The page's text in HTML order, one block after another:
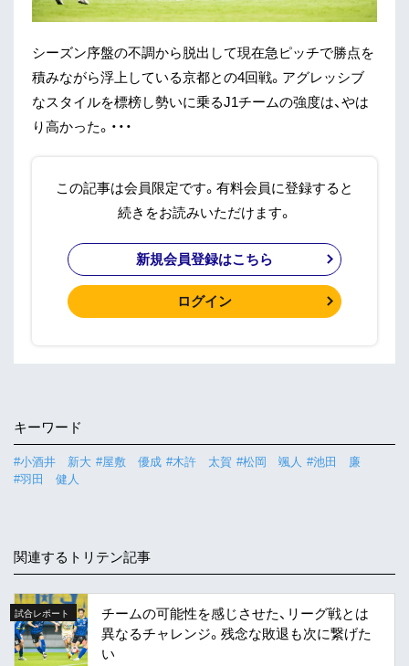
シーズン序盤の不調から脱出して現在急ピッチで勝点を
積みながら浮上している京都との4回戦。アグレッシブ
なスタイルを標榜し勢いに乗るJ1チームの強度は、やは
り高かった。・・・
この記事は会員限定です。有料会員に登録すると
続きをお読みいただけます。
新規会員登録はこちら
ログイン
キーワード
#小酒井 新大 #屋敷 優成 #木許 太賀 #松岡 颯人 #池田 廉
#羽田 健人
関連するトリテン記事
試合レポート
チームの可能性を感じさせた、リーグ戦とは
異なるチャレンジ。残念な敗退も次に繋げた
い